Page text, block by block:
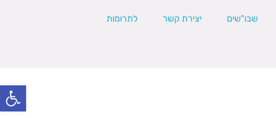
פתח
שבו"שים יצירת קשר לתרומות